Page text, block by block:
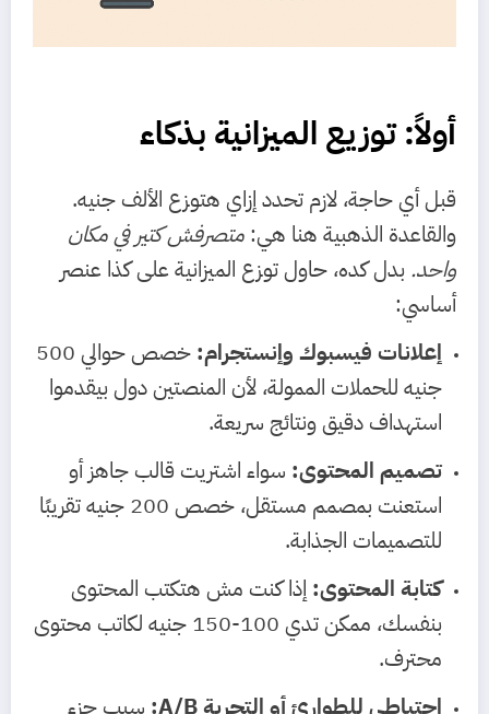
أولاً: توزيع الميزانية بذكاء
قبل أي حاجة، لازم تحدد إزاي هتوزع الألف جنيه.
والقاعدة الذهبية هنا هي: متصرفش كتير في مكان
واحد. بدل كده، حاول توزع الميزانية على كذا عنصر
أساسي:
إعلانات فيسبوك وإنستجرام:
خصص حوالي 500
جنيه للحملات الممولة، لأن المنصتين دول بيقدموا
استهداف دقيق ونتائج سريعة.
تصميم المحتوى: سواء اشتريت قالب جاهز أو
استعنت بمصمم مستقل، خصص 200 جنيه تقريبًا
للتصميمات الجذابة.
كتابة المحتوى: إذا كنت مش هتكتب المحتوى
بنفسك، ممكن تدي 100-150 جنيه لكاتب محتوى
محترف.
احتياطي للطوارئ أو التجربة A/B:
سيب جزء